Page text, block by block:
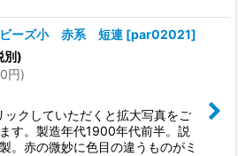
ビーズ小 赤系 短連 [par02021]
別)
円)
ックしていただくと拡大写真をご
す。製造年代1900年代前半。説
。赤の微妙に色目の違うものがミ